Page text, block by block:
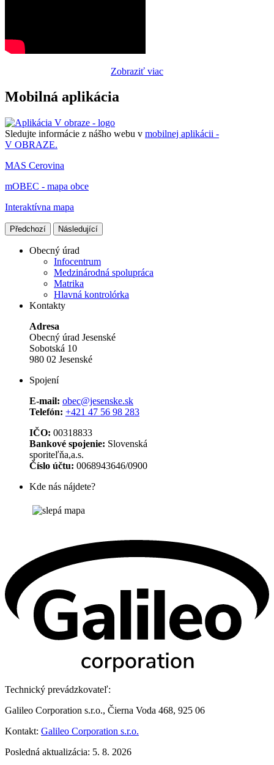
Zobraziť viac
Mobilná aplikácia
Sledujte informácie z nášho webu v mobilnej aplikácii -
V OBRAZE.
MAS Cerovina
mOBEC - mapa obce
Interaktívna mapa
Předchozí Následující
Obecný úrad
Infocentrum
Medzinárodná spolupráca
Matrika
Hlavná kontrolórka
Kontakty
Adresa
Obecný úrad Jesenské
Sobotská 10
980 02 Jesenské
Spojení
E-mail: obec@jesenske.sk
Telefón: +421 47 56 98 283
IČO: 00318833
Bankové spojenie: Slovenská
sporiteľňa,a.s.
Číslo účtu: 0068943646/0900
Kde nás nájdete?
Technický prevádzkovateľ:
Galileo Corporation s.r.o., Čierna Voda 468, 925 06
Kontakt: Galileo Corporation s.r.o.
Posledná aktualizácia: 5. 8. 2026